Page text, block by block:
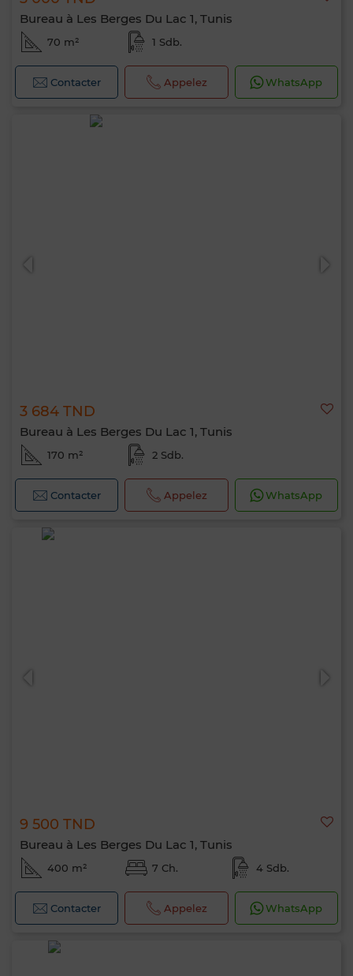
Bureau à Les Berges Du Lac 1, Tunis
70 m² 1 Sdb.
Contacter Appelez WhatsApp
3 684 TND
Bureau à Les Berges Du Lac 1, Tunis
170 m² 2 Sdb.
Contacter Appelez WhatsApp
9 500 TND
Bureau à Les Berges Du Lac 1, Tunis
400 m² 7 Ch. 4 Sdb.
Contacter Appelez WhatsApp